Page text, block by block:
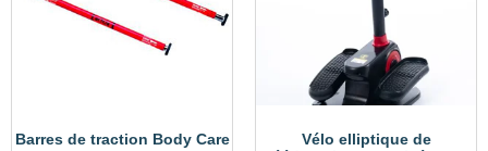
Barres de traction Body Care
Vélo elliptique de